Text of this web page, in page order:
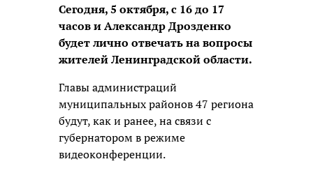
Сегодня, 5 октября, с 16 до 17
часов и Александр Дрозденко
будет лично отвечать на вопросы
жителей Ленинградской области.
Главы администраций
муниципальных районов 47 региона
будут, как и ранее, на связи с
губернатором в режиме
видеоконференции.